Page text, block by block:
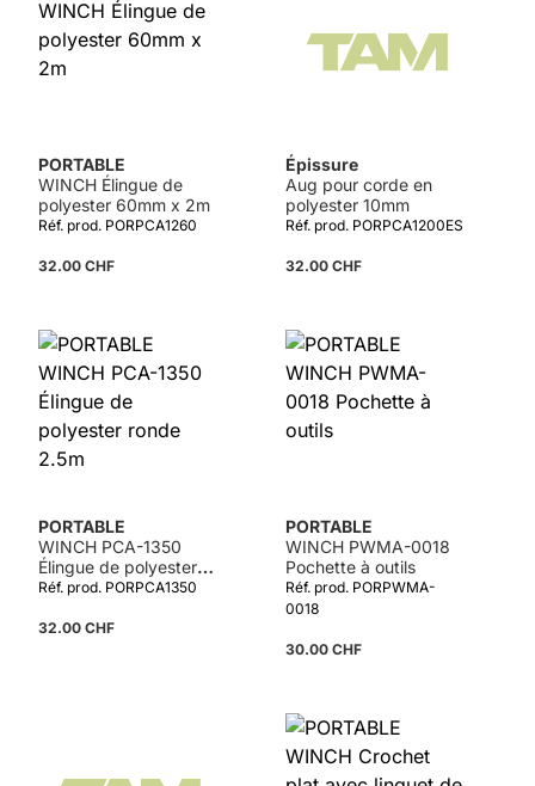
PORTABLE
WINCH Élingue de
polyester 60mm x 2m
Réf. prod. PORPCA1260
32.00 CHF
Épissure
Aug pour corde en
polyester 10mm
Réf. prod. PORPCA1200ES
32.00 CHF
PORTABLE
WINCH PCA-1350
Élingue de polyester
ronde 2.5m
Réf. prod. PORPCA1350
32.00 CHF
PORTABLE
WINCH PWMA-0018
Pochette à outils
Réf. prod. PORPWMA-
0018
30.00 CHF